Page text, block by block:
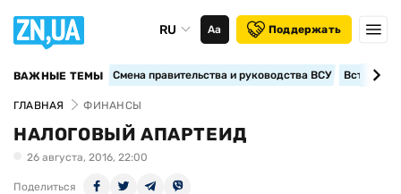
RU Аа Поддержать
ВАЖНЫЕ ТЕМЫ Смена правительства и руководства ВСУ
ГЛАВНАЯ ФИНАНСЫ
НАЛОГОВЫЙ АПАРТЕИД
26 августа, 2016, 22:00
Поделиться